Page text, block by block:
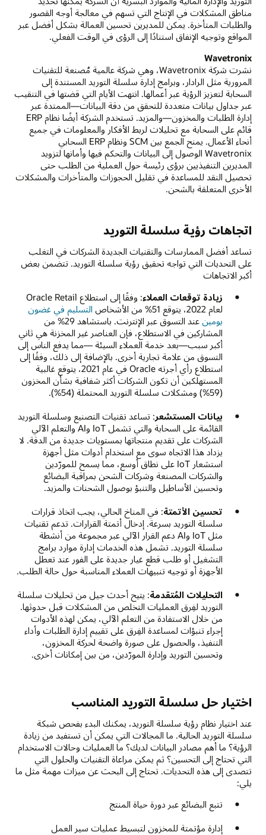
مناطق المشكلات في الإنتاج التي تسهم في معالجة أوجه القصور
والطلبات المتأخرة. يمكن للمديرين تحسين العمالة بشكل أفضل عبر
المواقع وتوجيه الإنفاق استنادًا إلى الرؤى في الوقت الفعلي.
Wavetronix
نشرت شركة Wavetronix، وهي شركة عالمية مُصنعة للتقنيات
المرورية مثل الرادار، وبرامج إدارة سلسلة التوريد المستندة إلى
السحابة لتعزيز الرؤية عبر أعمالها. انتهت الأيام التي قضتها في التنقيب
عبر جداول بيانات متعددة للتحقق من دقة البيانات—الممتدة عبر
إدارة الطلبات والمخزون—والمزيد. تستخدم الشركة أيضًا نظام ERP
قائم على السحابة مع تحليلات لربط الأفكار والمعلومات في جميع
أنحاء الأعمال. يمنح الجمع بين SCM ونظام ERP السحابي
Wavetronix الوصول إلى البيانات والتحكم فيها وأمانها لتزويد
المديرين التنفيذيين برؤى رئيسة حول العملية من الطلب حتى
تحصيل النقد للمساعدة في تقليل الحجوزات والمتأخرات والمشكلات
الأخرى المتعلقة بالشحن.
اتجاهات رؤية سلسلة التوريد
تساعد أفضل الممارسات والتقنيات الجديدة الشركات في التغلب
على التحديات التي تواجه تحقيق رؤية سلسلة التوريد. تتضمن بعض
أكبر الاتجاهات
زيادة توقعات العملاء
: وفقًا إلى استطلاع Oracle Retail
لعام 2022، يتوقع 51% من الأشخاص
التسليم في غضون
يومين
عند التسوق عبر الإنترنت. باستشاهد 29% من
المشاركين في الاستطلاع، فإن العناصر غير المخزنة هي ثاني
أكبر سبب—بعد خدمة العملاء السيئة —مما يدفع الناس إلى
التسوق من علامة تجارية أخرى. بالإضافة إلى ذلك، وفقًا إلى
استطلاع رأي أجرته Oracle في عام 2021، يتوقع غالبية
المستهلكين أن تكون الشركات أكثر شفافية بشأن المخزون
(59%) ومشكلات سلسلة التوريد المحتملة (54%).
بيانات المستشعر: تساعد تقنيات التصنيع وسلسلة التوريد
القائمة على السحابة والتي تشمل IoT وAI والتعلم الآلي
الشركات على تقديم منتجاتها بمستويات جديدة من الدقة. لا
يزداد هذا الاتجاه سوى مع استخدام أدوات مثل أجهزة
استشعار IoT على نطاق أوسع، مما يسمح للمورّدين
والشركات المصنعة وشركات الشحن بمراقبة البضائع
وتحسين الأساطيل والتنبؤ بوصول الشحنات والمزيد.
تحسين الأتمتة: في المناخ الحالي، يجب اتخاذ قرارات
سلسلة التوريد بسرعة. إدخال أتمتة القرارات. تدعم تقنيات
مثل IoT وAI دعم القرار الآلي عبر مجموعة من أنشطة
سلسلة التوريد. تشمل هذه الخدمات إدارة موارد برامج
التشغيل أو طلب قطع غيار جديدة على الفور عند تعطل
الأجهزة أو توجيه تنبيهات العملاء المناسبة حول حالة الطلب.
التحليلات المُتقدمة: يتيح أحدث جيل من تحليلات سلسلة
التوريد لفِرق العمليات التخلص من المشكلات قبل حدوثها.
من خلال الاستفادة من التعلم الآلي، يمكن لهذه الأدوات
إجراء تنبؤات لمساعدة الفِرق على تقييم إدارة الطلبات وأداء
التنفيذ، والحصول على صورة واضحة لحركة المخزون،
وتحسين التوريد وإدارة المورّدين، من بين إمكانات أخرى.
اختيار حل سلسلة التوريد المناسب
عند اختيار نظام رؤية سلسلة التوريد، يمكنك البدء بفحص شبكة
سلسلة التوريد الحالية. ما المجالات التي يمكن أن تستفيد من زيادة
الرؤية؟ ما أهم مصادر البيانات لديك؟ ما العمليات وحالات الاستخدام
التي تحتاج إلى التحسين؟ ثم يمكن مراعاة التقنيات والحلول التي
تتصدى إلى هذه التحديات. تحتاج إلى البحث عن ميزات مهمة مثل ما
يلي:
تتبع البضائع عبر دورة حياة المنتج
إدارة مؤتمتة للمخزون لتبسيط عمليات سير العمل